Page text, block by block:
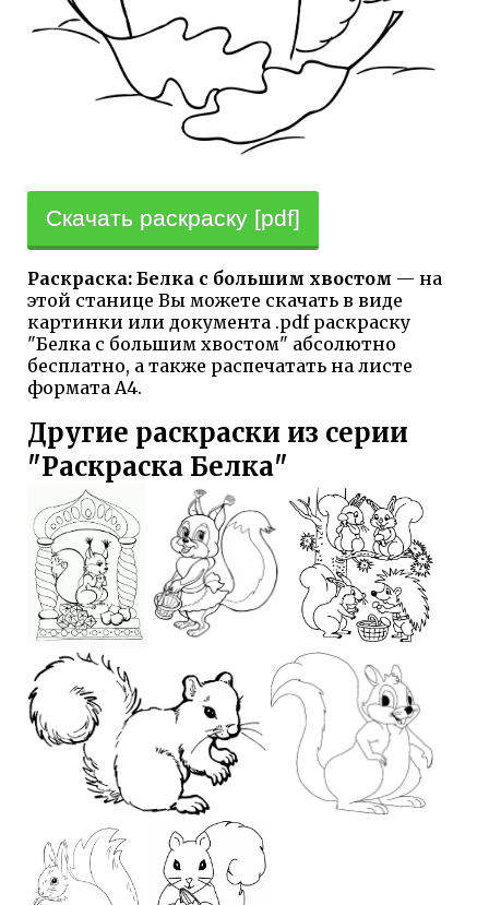
Скачать раскраску [pdf]
Раскраска: Белка с большим хвостом — на
этой станице Вы можете скачать в виде
картинки или документа .pdf раскраску
"Белка с большим хвостом" абсолютно
бесплатно, а также распечатать на листе
формата А4.
Другие раскраски из серии
"Раскраска Белка"